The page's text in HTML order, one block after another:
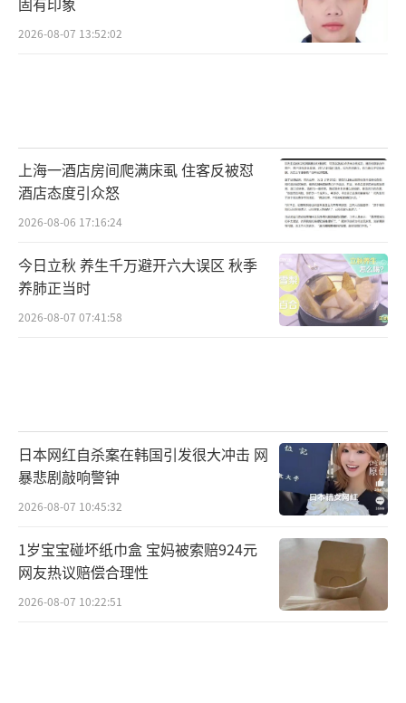
2026-08-07 13:52:02
上海一酒店房间爬满床虱 住客反被怼
酒店态度引众怒
2026-08-06 17:16:24
今日立秋 养生千万避开六大误区 秋季
养肺正当时
2026-08-07 07:41:58
日本网红自杀案在韩国引发很大冲击 网
暴悲剧敲响警钟
2026-08-07 10:45:32
1岁宝宝碰坏纸巾盒 宝妈被索赔924元
网友热议赔偿合理性
2026-08-07 10:22:51